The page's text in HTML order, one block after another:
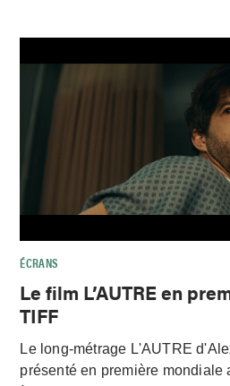
ÉCRANS
Le film L’AUTRE en
TIFF
Le long-métrage L'AUTRE
présenté en première mondiale